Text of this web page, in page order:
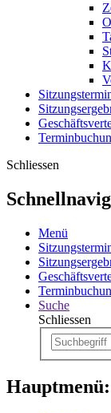
Schliessen
Menü
Suche
Schliessen